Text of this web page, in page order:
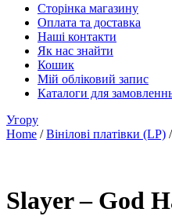
Сторінка магазину
Оплата та доставка
Наші контакти
Як нас знайти
Кошик
Мій обліковий запис
Каталоги для
Угору
Home /Вінілові платівки (LP) /
Slayer – God